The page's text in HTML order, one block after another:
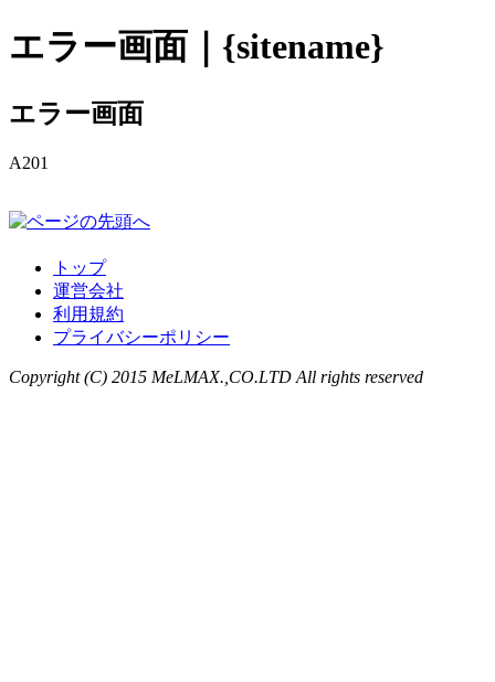
エラー画面｜{sitename}
エラー画面
A201
トップ
運営会社
利用規約
プライバシーポリシー
Copyright (C) 2015 MeLMAX.,CO.LTD All rights reserved